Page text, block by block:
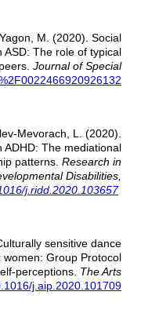
M. (2020). Social
ASD: The role of typical
peers. Journal of Special
Mevorach, L. (2020).
The mediational
patterns. Research in
Disabilities,
j.ridd.2020.103657
sensitive dance
Group Protocol
perceptions. The Arts
j.aip.2020.101709